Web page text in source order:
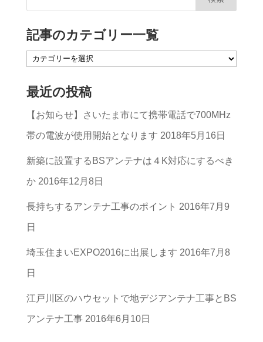
記事のカテゴリー一覧
記
の
カ
テ
ゴ
リ
ー
一
最近の投稿
【お知らせ】さいたま市にて携帯電話で700MHz
帯の電波が使用開始となります 2018年5月16日
新築に設置するBSアンテナは４K対応にするべき
か 2016年12月8日
長持ちするアンテナ工事のポイント 2016年7月9
日
埼玉住まいEXPO2016に出展します 2016年7月8
日
江戸川区のハウセットで地デジアンテナ工事とBS
アンテナ工事 2016年6月10日